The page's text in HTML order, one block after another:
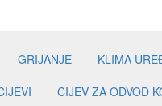
GRIJANJE KLIMA
CIJEV ZA ODVOD